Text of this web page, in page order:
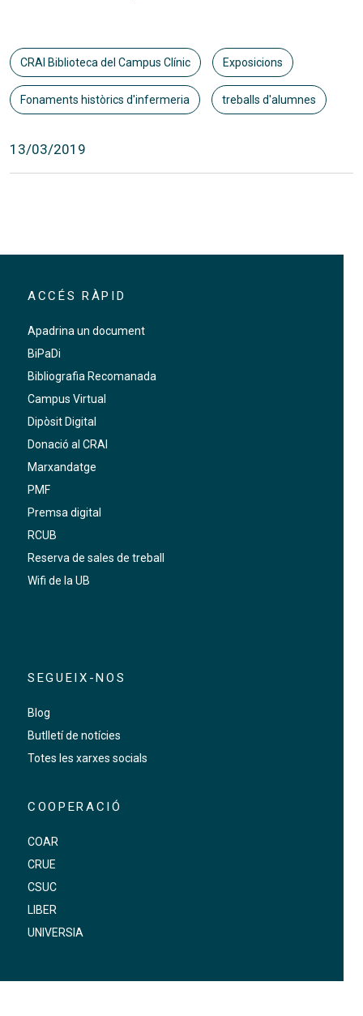
CRAI Biblioteca del Campus Clínic Exposicions
Fonaments històrics d'infermeria treballs d'alumnes
13/03/2019
ACCÉS RÀPID
Apadrina un document
BiPaDi
Bibliografia Recomanada
Campus Virtual
Dipòsit Digital
Donació al CRAI
Marxandatge
PMF
Premsa digital
RCUB
Reserva de sales de treball
Wifi de la UB
SEGUEIX-NOS
Blog
Butlletí de notícies
Totes les xarxes socials
COOPERACIÓ
COAR
CRUE
CSUC
LIBER
UNIVERSIA